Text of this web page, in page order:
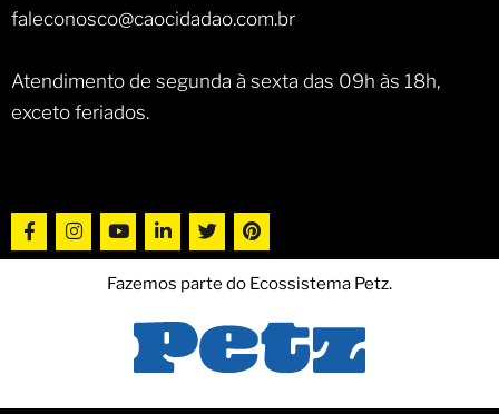
faleconosco@caocidadao.com.br
Atendimento de segunda à sexta das 09h às 18h,
exceto feriados.
Fazemos parte do Ecossistema Petz.